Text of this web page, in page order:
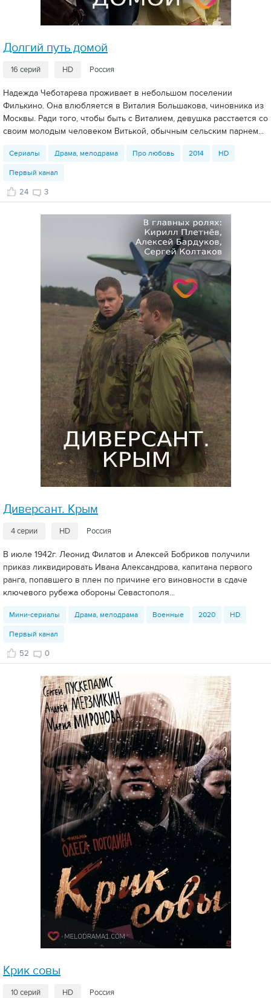
Долгий путь домой
16 серий HD Россия
Надежда Чеботарева проживает в небольшом поселении
Филькино. Она влюбляется в Виталия Большакова, чиновника из
Москвы. Ради того, чтобы быть с Виталием, девушка расстается со
своим молодым человеком Витькой, обычным сельским парнем...
Сериалы Драма, мелодрама Про любовь 2014 HD
Первый канал
24 3
Диверсант. Крым
4 серии HD Россия
В июле 1942г. Леонид Филатов и Алексей Бобриков получили
приказ ликвидировать Ивана Александрова, капитана первого
ранга, попавшего в плен по причине его виновности в сдаче
ключевого рубежа обороны Севастополя...
Мини-сериалы Драма, мелодрама Военные 2020 HD
Первый канал
52 0
Крик совы
10 серий HD Россия